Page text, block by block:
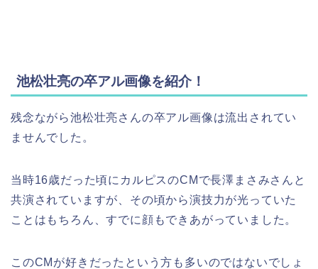
池松壮亮の卒アル画像を紹介！
残念ながら池松壮亮さんの卒アル画像は流出されてい
ませんでした。
当時16歳だった頃にカルピスのCMで長澤まさみさんと
共演されていますが、その頃から演技力が光っていた
ことはもちろん、すでに顔もできあがっていました。
このCMが好きだったという方も多いのではないでしょ